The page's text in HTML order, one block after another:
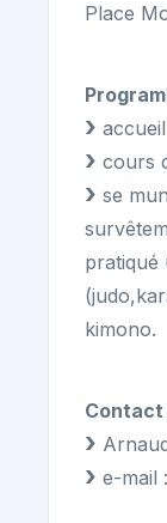
Place
cours
se
pratiqué
kimono.
Contact
e-mail :